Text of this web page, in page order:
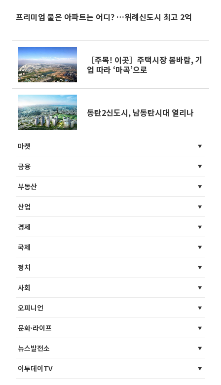
프리미엄 붙은 아파트는 어디? …위례신도시 최고 2억
［주목! 이곳］주택시장 봄바람, 기
업 따라 ‘마곡’으로
동탄2신도시, 남동탄시대 열리나
마켓
금융
부동산
산업
경제
국제
정치
사회
오피니언
문화·라이프
뉴스발전소
이투데이TV